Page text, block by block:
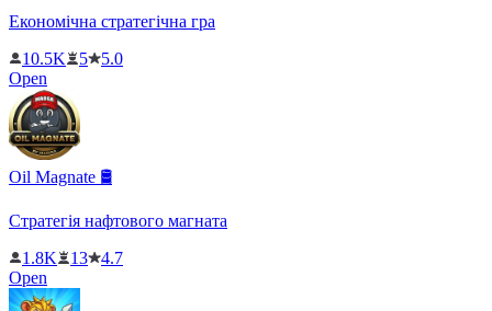
Економічна стратегічна гра
10.5K
5
5.0
Open
Oil Magnate 🛢
Стратегія нафтового магната
1.8K
13
4.7
Open